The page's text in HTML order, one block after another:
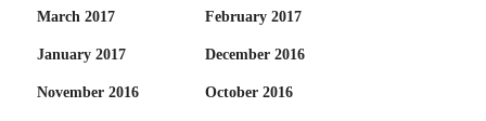
March 2017 February 2017
January 2017 December 2016
November 2016 October 2016